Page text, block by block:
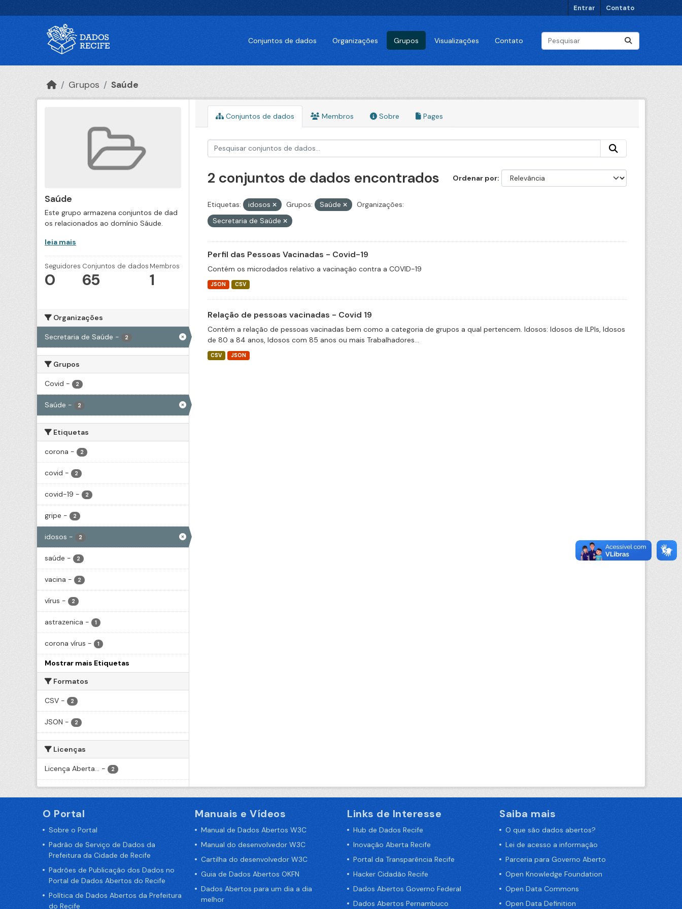
Entrar Contato
Conjuntos de dados Organizações Grupos Visualizações Contato
Grupos Saúde
Saúde
Este grupo armazena conjuntos de dad
os relacionados ao domínio Sáude.
leia mais
Seguidores
0
Conjuntos de dados
65
Membros
1
Organizações
Secretaria de Saúde - 2
Grupos
Covid - 2
Saúde - 2
Etiquetas
corona - 2
covid - 2
covid-19 - 2
gripe - 2
idosos - 2
saúde - 2
vacina - 2
vírus - 2
astrazenica - 1
corona vírus - 1
Mostrar mais Etiquetas
Formatos
CSV - 2
JSON - 2
Licenças
Licença Aberta... - 2
Conjuntos de dados Membros Sobre Pages
Ordenar por
2 conjuntos de dados encontrados
Etiquetas: idosos Grupos: Saúde
Organizações:
Secretaria de Saúde
Perfil das Pessoas Vacinadas - Covid-19
Contém os microdados relativo a vacinação contra a COVID-19
JSON CSV
Relação de pessoas vacinadas - Covid 19
Contém a relação de pessoas vacinadas bem como a categoria de grupos a qual pertencem. Idosos: Idosos de ILPIs, Idosos
de 80 a 84 anos, Idosos com 85 anos ou mais Trabalhadores...
CSV JSON
O Portal
Sobre o Portal
Padrão de Serviço de Dados da
Prefeitura da Cidade de Recife
Padrões de Publicação dos Dados no
Portal de Dados Abertos do Recife
Política de Dados Abertos da Prefeitura
do Recife
Manuais e Vídeos
Manual de Dados Abertos W3C
Manual do desenvolvedor W3C
Cartilha do desenvolvedor W3C
Guia de Dados Abertos OKFN
Dados Abertos para um dia a dia
melhor
Links de Interesse
Hub de Dados Recife
Inovação Aberta Recife
Portal da Transparência Recife
Hacker Cidadão Recife
Dados Abertos Governo Federal
Dados Abertos Pernambuco
Saiba mais
O que são dados abertos?
Lei de acesso a informação
Parceria para Governo Aberto
Open Knowledge Foundation
Open Data Commons
Open Data Definition